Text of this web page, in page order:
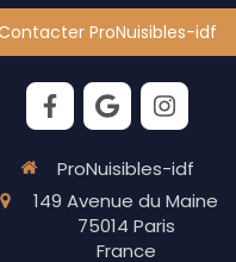
ProNuisibles-idf
ProNuisibles-idf
149 Avenue du Maine
75014 Paris
France